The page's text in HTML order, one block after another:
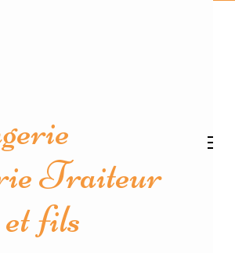
Traiteur
fils